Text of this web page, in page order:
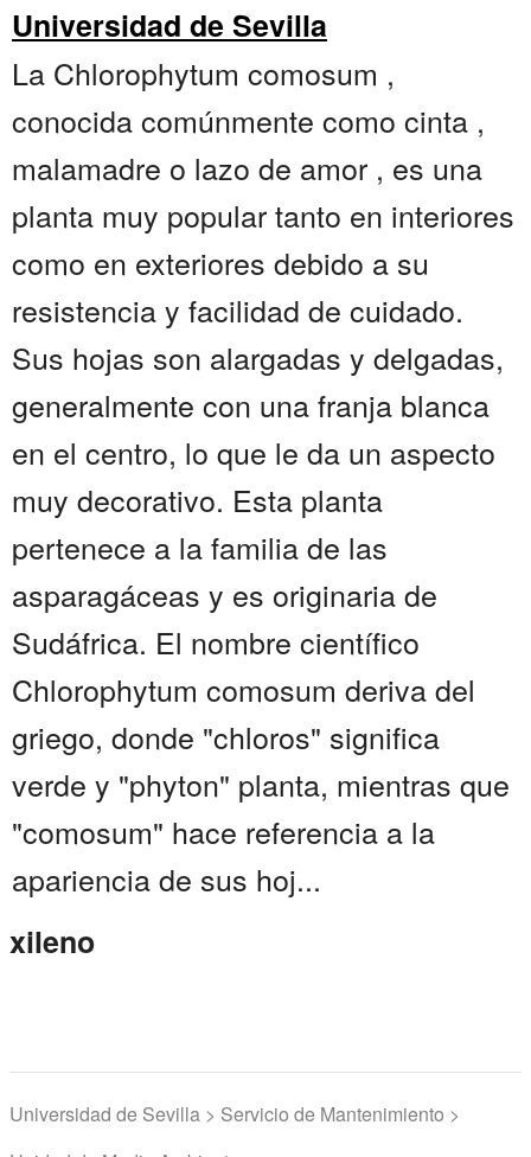
Universidad de Sevilla
La Chlorophytum comosum ,
conocida comúnmente como cinta ,
malamadre o lazo de amor , es una
planta muy popular tanto en interiores
como en exteriores debido a su
resistencia y facilidad de cuidado.
Sus hojas son alargadas y delgadas,
generalmente con una franja blanca
en el centro, lo que le da un aspecto
muy decorativo. Esta planta
pertenece a la familia de las
asparagáceas y es originaria de
Sudáfrica. El nombre científico
Chlorophytum comosum deriva del
griego, donde "chloros" significa
verde y "phyton" planta, mientras que
"comosum" hace referencia a la
apariencia de sus hoj...
xileno
Universidad de Sevilla > Servicio de Mantenimiento >